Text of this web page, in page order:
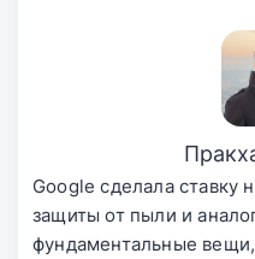
Google сделала ставку
защиты от пыли и
фундаментальные